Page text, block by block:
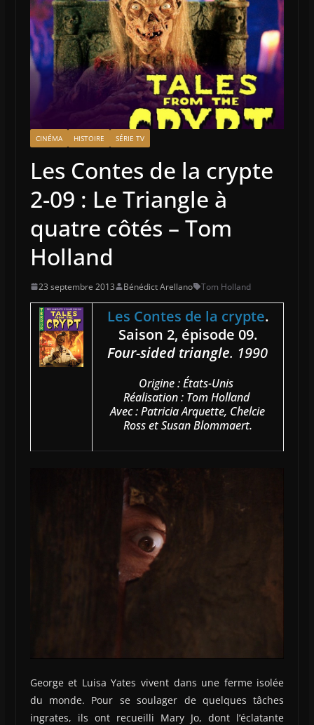
CINÉMA HISTOIRE SÉRIE TV
Les Contes de la crypte
2-09 : Le Triangle à
quatre côtés – Tom
Holland
23 septembre 2013 Bénédict Arellano Tom Holland
Les Contes de la crypte.
Saison 2, épisode 09.
Four-sided triangle. 1990
Origine : États-Unis
Réalisation : Tom Holland
Avec : Patricia Arquette, Chelcie
Ross et Susan Blommaert.
George et Luisa Yates vivent dans une ferme isolée
du monde. Pour se soulager de quelques tâches
ingrates, ils ont recueilli Mary Jo, dont l’éclatante